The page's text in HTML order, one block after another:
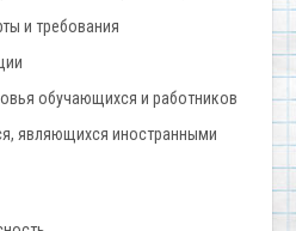
и требования
обучающихся и работников
являющихся иностранными